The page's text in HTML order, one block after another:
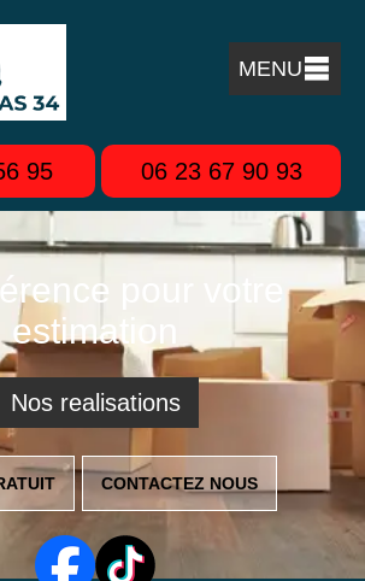
MENU
95 06 23 67 90 93
pour votre
estimation
Nos realisations
CONTACTEZ NOUS